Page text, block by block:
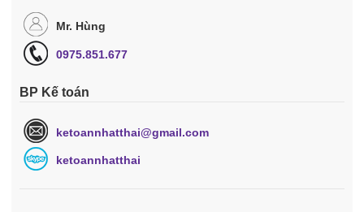
Mr. Hùng
0975.851.677
BP Kế toán
ketoannhatthai@gmail.com
ketoannhatthai